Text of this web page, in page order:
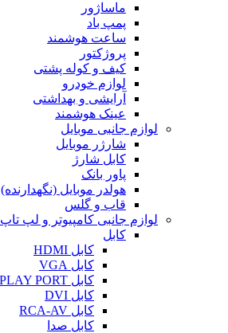
ماساژور
پمپ باد
ساعت هوشمند
پروژکتور
کیف و کوله پشتی
لوازم خودرو
آرایشی و بهداشتی
عینک هوشمند
لوازم جانبی موبایل
شارژر موبایل
کابل شارژ
پاور بانک
هولدر موبایل (نگهدارنده)
قاب و گلس
لوازم جانبی کامپیوتر و لپ تاپ
کابل
کابل HDMI
کابل VGA
کابل DISPLAY PORT
کابل DVI
کابل RCA-AV
کابل صدا